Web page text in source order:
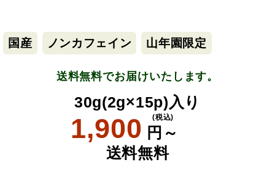
国産 ノンカフェイン 山年園限定
送料無料でお届けいたします。
30g(2g×15p)入り
1,900 円～
(税込)
送料無料